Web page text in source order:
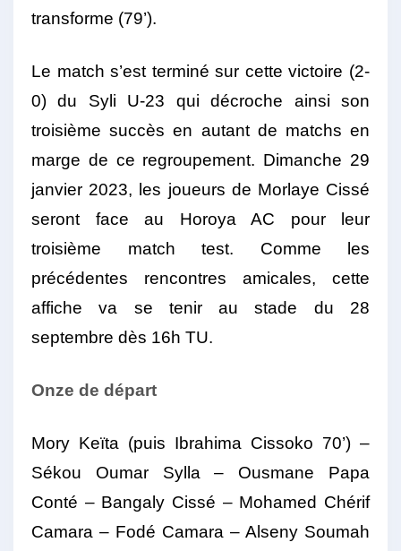
transforme (79’).
Le match s’est terminé sur cette victoire (2-
0) du Syli U-23 qui décroche ainsi son
troisième succès en autant de matchs en
marge de ce regroupement. Dimanche 29
janvier 2023, les joueurs de Morlaye Cissé
seront face au Horoya AC pour leur
troisième match test. Comme les
précédentes rencontres amicales, cette
affiche va se tenir au stade du 28
septembre dès 16h TU.
Onze de départ
Mory Keïta (puis Ibrahima Cissoko 70’) –
Sékou Oumar Sylla – Ousmane Papa
Conté – Bangaly Cissé – Mohamed Chérif
Camara – Fodé Camara – Alseny Soumah